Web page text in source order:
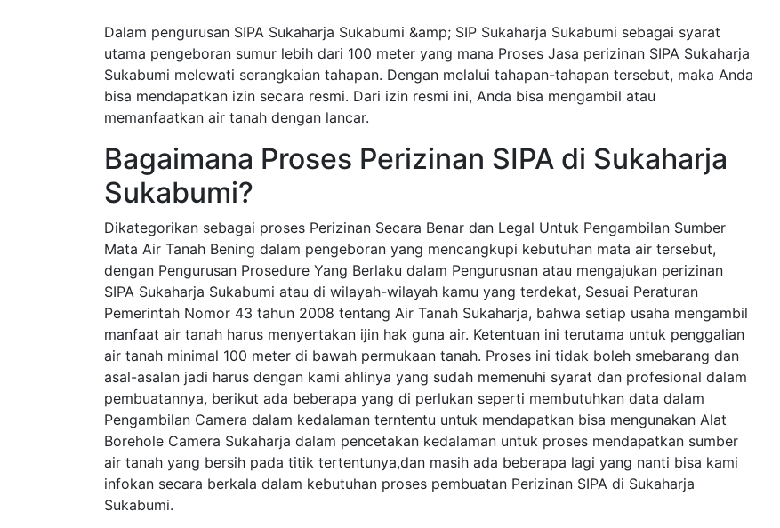
Dalam pengurusan SIPA Sukaharja Sukabumi &amp; SIP Sukaharja Sukabumi sebagai syarat
utama pengeboran sumur lebih dari 100 meter yang mana Proses Jasa perizinan SIPA Sukaharja
Sukabumi melewati serangkaian tahapan. Dengan melalui tahapan-tahapan tersebut, maka Anda
bisa mendapatkan izin secara resmi. Dari izin resmi ini, Anda bisa mengambil atau
memanfaatkan air tanah dengan lancar.
Bagaimana Proses Perizinan SIPA di Sukaharja
Sukabumi?
Dikategorikan sebagai proses Perizinan Secara Benar dan Legal Untuk Pengambilan Sumber
Mata Air Tanah Bening dalam pengeboran yang mencangkupi kebutuhan mata air tersebut,
dengan Pengurusan Prosedure Yang Berlaku dalam Pengurusnan atau mengajukan perizinan
SIPA Sukaharja Sukabumi atau di wilayah-wilayah kamu yang terdekat, Sesuai Peraturan
Pemerintah Nomor 43 tahun 2008 tentang Air Tanah Sukaharja, bahwa setiap usaha mengambil
manfaat air tanah harus menyertakan ijin hak guna air. Ketentuan ini terutama untuk penggalian
air tanah minimal 100 meter di bawah permukaan tanah. Proses ini tidak boleh smebarang dan
asal-asalan jadi harus dengan kami ahlinya yang sudah memenuhi syarat dan profesional dalam
pembuatannya, berikut ada beberapa yang di perlukan seperti membutuhkan data dalam
Pengambilan Camera dalam kedalaman terntentu untuk mendapatkan bisa mengunakan Alat
Borehole Camera Sukaharja dalam pencetakan kedalaman untuk proses mendapatkan sumber
air tanah yang bersih pada titik tertentunya,dan masih ada beberapa lagi yang nanti bisa kami
infokan secara berkala dalam kebutuhan proses pembuatan Perizinan SIPA di Sukaharja
Sukabumi.